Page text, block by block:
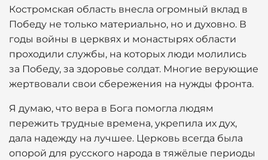
Костромская область внесла огромный вклад в
Победу не только материально, но и духовно. В
годы войны в церквях и монастырях области
проходили службы, на которых люди молились
за Победу, за здоровье солдат. Многие верующие
жертвовали свои сбережения на нужды фронта.
Я думаю, что вера в Бога помогла людям
пережить трудные времена, укрепила их дух,
дала надежду на лучшее. Церковь всегда была
опорой для русского народа в тяжёлые периоды